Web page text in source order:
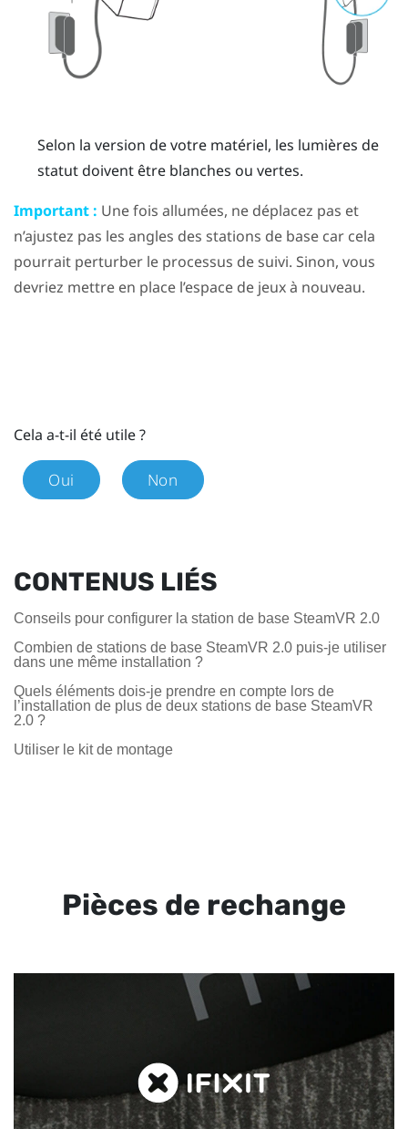
Selon la version de votre matériel, les lumières de
statut doivent être blanches ou vertes.
Important : Une fois allumées, ne déplacez pas et
n’ajustez pas les angles des stations de base car cela
pourrait perturber le processus de suivi. Sinon, vous
devriez mettre en place l’espace de jeux à nouveau.
Cela a-t-il été utile ?
Oui Non
CONTENUS LIÉS
Conseils pour configurer la station de base SteamVR 2.0
Combien de stations de base SteamVR 2.0 puis-je utiliser
dans une même installation ?
Quels éléments dois-je prendre en compte lors de
l’installation de plus de deux stations de base SteamVR
2.0 ?
Utiliser le kit de montage
Pièces de rechange